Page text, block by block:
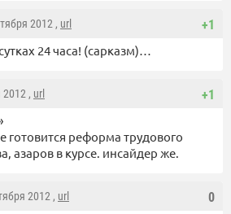
+1
2012 , url
24 часа! (сарказм)…
+1
2012 , url
готовится реформа трудового
азаров в курсе. инсайдер же.
0
2012 , url